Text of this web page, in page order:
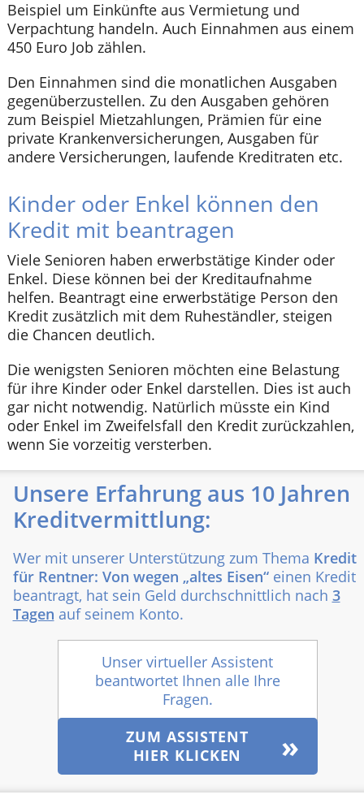
Beispiel um Einkünfte aus Vermietung und
Verpachtung handeln. Auch Einnahmen aus einem
450 Euro Job zählen.
Den Einnahmen sind die monatlichen Ausgaben
gegenüberzustellen. Zu den Ausgaben gehören
zum Beispiel Mietzahlungen, Prämien für eine
private Krankenversicherungen, Ausgaben für
andere Versicherungen, laufende Kreditraten etc.
Kinder oder Enkel können den
Kredit mit beantragen
Viele Senioren haben erwerbstätige Kinder oder
Enkel. Diese können bei der Kreditaufnahme
helfen. Beantragt eine erwerbstätige Person den
Kredit zusätzlich mit dem Ruheständler, steigen
die Chancen deutlich.
Die wenigsten Senioren möchten eine Belastung
für ihre Kinder oder Enkel darstellen. Dies ist auch
gar nicht notwendig. Natürlich müsste ein Kind
oder Enkel im Zweifelsfall den Kredit zurückzahlen,
wenn Sie vorzeitig versterben.
Unsere Erfahrung aus 10 Jahren
Kreditvermittlung:
Wer mit unserer Unterstützung zum Thema Kredit
für Rentner: Von wegen „altes Eisen“einen Kredit
beantragt, hat sein Geld durchschnittlich nach 3
Tagen auf seinem Konto.
Unser virtueller Assistent
beantwortet Ihnen alle Ihre
Fragen.
ZUM ASSISTENT
HIER KLICKEN